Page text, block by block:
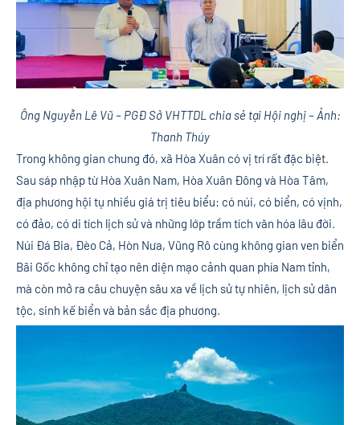
Ông Nguyễn Lê Vũ – PGĐ Sở VHTTDL chia sẻ tại Hội nghị – Ảnh:
Thanh Thúy
Trong không gian chung đó, xã Hòa Xuân có vị trí rất đặc biệt.
Sau sáp nhập từ Hòa Xuân Nam, Hòa Xuân Đông và Hòa Tâm,
địa phương hội tụ nhiều giá trị tiêu biểu: có núi, có biển, có vịnh,
có đảo, có di tích lịch sử và những lớp trầm tích văn hóa lâu đời.
Núi Đá Bia, Đèo Cả, Hòn Nưa, Vũng Rô cùng không gian ven biển
Bãi Gốc không chỉ tạo nên diện mạo cảnh quan phía Nam tỉnh,
mà còn mở ra câu chuyện sâu xa về lịch sử tự nhiên, lịch sử dân
tộc, sinh kế biển và bản sắc địa phương.